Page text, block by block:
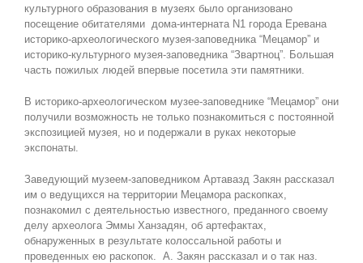
культурного образования в музеях было организовано
посещение обитателями дома-интерната N1 города Еревана
историко-археологического музея-заповедника “Мецамор” и
историко-культурного музея-заповедника “Звартноц”. Большая
часть пожилых людей впервые посетила эти памятники.
В историко-археологическом музее-заповеднике “Мецамор” они
получили возможность не только познакомиться с постоянной
экспозицией музея, но и подержали в руках некоторые
экспонаты.
Заведующий музеем-заповедником Артавазд Закян рассказал
им о ведущихся на территории Мецамора раскопках,
познакомил с деятельностью известного, преданного своему
делу археолога Эммы Ханзадян, об артефактах,
обнаруженных в результате колоссальной работы и
проведенных ею раскопок. А. Закян рассказал и о так наз.